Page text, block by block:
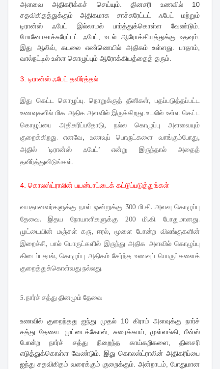
அளவை அதிகரிக்கச் செய்யும். தினசரி உணவில் 10
சதவிகிதத்துக்கும் அதிகமாக சாச்சுரேட்டட் ஃபேட் மற்றும்
டிரான்ஸ் ஃபேட் இல்லாமல் பார்த்துக்கொள்ள வேண்டும்.
மோனோசாச்சுரேட்டட் ஃபேட், உடல் ஆரோக்கியத்துக்கு உதவும்.
இது ஆலிவ், கடலை எண்ணெயில் அதிகம் உள்ளது. பாதாம்,
வால்நட்டில் உள்ள கொழுப்பும் ஆரோக்கியத்தைத் தரும்.
3. டிரான்ஸ் ஃபேட் தவிர்த்தல்
இது கெட்ட கொழுப்பு. நொறுக்குத் தீனிகள், பதப்படுத்தப்பட்ட
உணவுகளில் மிக அதிக அளவில் இருக்கிறது. உடலில் உள்ள கெட்ட
கொழுப்பை அதிகரிப்பதோடு, நல்ல கொழுப்பு அளவையும்
குறைக்கிறது. எனவே, உணவுப் பொருட்களை வாங்கும்போது,
அதில் 'டிரான்ஸ் ஃபேட்’ என்று இருந்தால் அதைத்
தவிர்த்துவிடுங்கள்.
4. கொலஸ்ட்ராலின் பயன்பாட்டைக் கட்டுப்படுத்துங்கள்
வயதானவர்களுக்கு நாள் ஒன்றுக்கு 300 மி.கி. அளவு கொழுப்பு
தேவை. இதய நோயாளிகளுக்கு 200 மி.கி. போதுமானது.
முட்டையின் மஞ்சள் கரு, ஈரல், மூளை போன்ற விலங்குகளின்
இறைச்சி, பால் பொருட்களில் இருந்து அதிக அளவில் கொழுப்பு
கிடைப்பதால், கொழுப்பு அதிகம் சேர்ந்த உணவுப் பொருட்களைக்
குறைத்துக்கொள்வது நல்லது.
5. நார்ச் சத்து தினமும் தேவை
உணவில் குறைந்தது ஐந்து முதல் 10 கிராம் அளவுக்கு நார்ச்
சத்து தேவை. முட்டைக்கோஸ், சுரைக்காய், முள்ளங்கி, பீன்ஸ்
போன்ற நார்ச் சத்து நிறைந்த காய்கறிகளை, தினசரி
எடுத்துக்கொள்ள வேண்டும். இது கொலஸ்ட்ராலின் அதிகரிப்பை
ஐந்து சதவிகிதம் வரைக்கும் குறைக்கும். அன்றாடம், போதுமான